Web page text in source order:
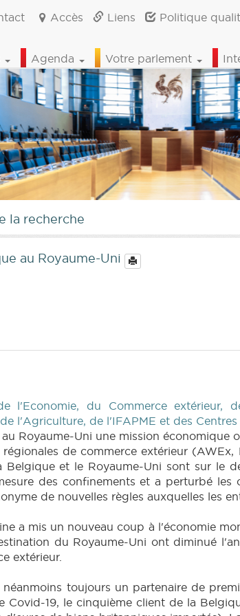
Accès Liens Politique
Agenda Votre parlement
la recherche
au Royaume-Uni
l'Economie, du Commerce
l'Agriculture, de l'IFAPME et des
Royaume-Uni une mission
de commerce extérieur
Belgique et le Royaume-Uni sont sur le
des confinements et a perturbé les
de nouvelles règles auxquelles les
a mis un nouveau coup à l'économie
du Royaume-Uni ont diminué
extérieur.
toujours un partenaire de
Covid-19, le cinquième client de la